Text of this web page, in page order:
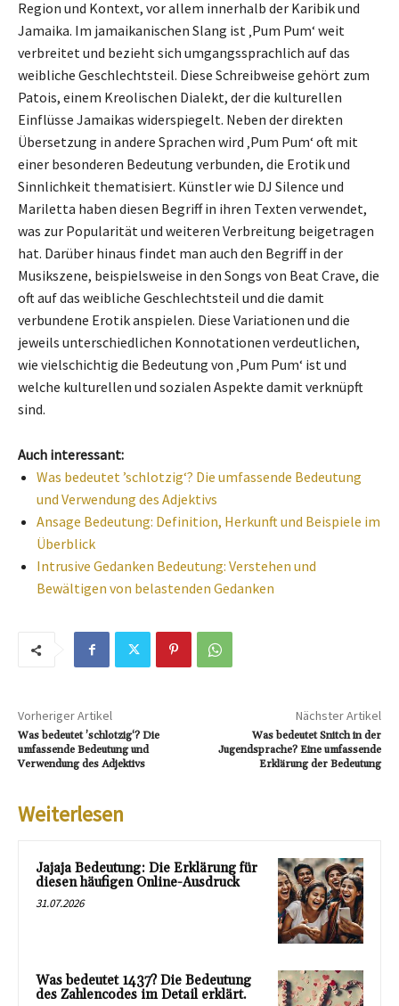
Region und Kontext, vor allem innerhalb der Karibik und
Jamaika. Im jamaikanischen Slang ist ‚Pum Pum‘ weit
verbreitet und bezieht sich umgangssprachlich auf das
weibliche Geschlechtsteil. Diese Schreibweise gehört zum
Patois, einem Kreolischen Dialekt, der die kulturellen
Einflüsse Jamaikas widerspiegelt. Neben der direkten
Übersetzung in andere Sprachen wird ‚Pum Pum‘ oft mit
einer besonderen Bedeutung verbunden, die Erotik und
Sinnlichkeit thematisiert. Künstler wie DJ Silence und
Mariletta haben diesen Begriff in ihren Texten verwendet,
was zur Popularität und weiteren Verbreitung beigetragen
hat. Darüber hinaus findet man auch den Begriff in der
Musikszene, beispielsweise in den Songs von Beat Crave, die
oft auf das weibliche Geschlechtsteil und die damit
verbundene Erotik anspielen. Diese Variationen und die
jeweils unterschiedlichen Konnotationen verdeutlichen,
wie vielschichtig die Bedeutung von ‚Pum Pum‘ ist und
welche kulturellen und sozialen Aspekte damit verknüpft
sind.
Auch interessant:
Was bedeutet ’schlotzig‘? Die umfassende Bedeutung
und Verwendung des Adjektivs
Ansage Bedeutung: Definition, Herkunft und Beispiele im
Überblick
Intrusive Gedanken Bedeutung: Verstehen und
Bewältigen von belastenden Gedanken
Vorheriger Artikel
Was bedeutet ’schlotzig‘? Die
umfassende Bedeutung und
Verwendung des Adjektivs
Nächster Artikel
Was bedeutet Snitch in der
Jugendsprache? Eine umfassende
Erklärung der Bedeutung
Weiterlesen
Jajaja Bedeutung: Die Erklärung für
diesen häufigen Online-Ausdruck
31.07.2026
Was bedeutet 1437? Die Bedeutung
des Zahlencodes im Detail erklärt.